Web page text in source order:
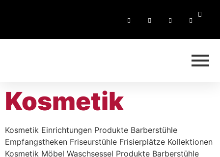
Kosmetik
Kosmetik Einrichtungen Produkte Barberstühle
Empfangstheken Friseurstühle Frisierplätze Kollektionen
Kosmetik Möbel Waschsessel Produkte Barberstühle